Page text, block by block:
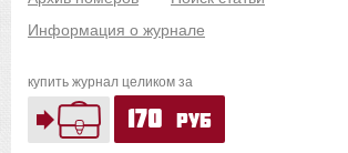
Информация о журнале
купить журнал целиком за
170 руб